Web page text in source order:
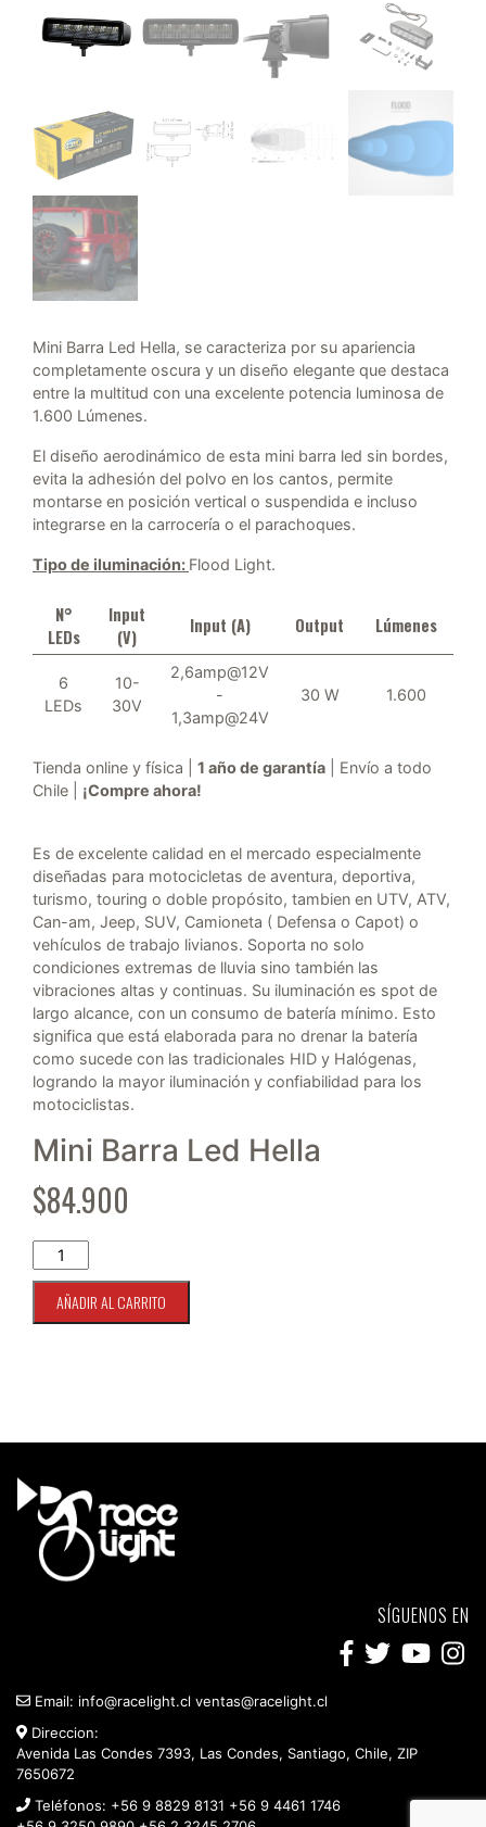
Mini Barra Led Hella, se caracteriza por su apariencia
completamente oscura y un diseño elegante que destaca
entre la multitud con una excelente potencia luminosa de
1.600 Lúmenes.
El diseño aerodinámico de esta mini barra led sin bordes,
evita la adhesión del polvo en los cantos, permite
montarse en posición vertical o suspendida e incluso
integrarse en la carrocería o el parachoques.
Tipo de iluminación: Flood Light.
N°
LEDs
Input
(V)
Input (A) Output Lúmenes
6
LEDs
10-
30V
2,6amp@12V
-
1,3amp@24V
30 W 1.600
Tienda online y física | 1 año de garantía | Envío a todo
Chile | ¡Compre ahora!
Es de excelente calidad en el mercado especialmente
diseñadas para motocicletas de aventura, deportiva,
turismo, touring o doble propósito, tambien en UTV, ATV,
Can-am, Jeep, SUV, Camioneta ( Defensa o Capot) o
vehículos de trabajo livianos. Soporta no solo
condiciones extremas de lluvia sino también las
vibraciones altas y continuas. Su iluminación es spot de
largo alcance, con un consumo de batería mínimo. Esto
significa que está elaborada para no drenar la batería
como sucede con las tradicionales HID y Halógenas,
logrando la mayor iluminación y confiabilidad para los
motociclistas.
Mini Barra Led Hella
$84.900
Barra Led Mini Hella Black Magic RL-B30Mini-6-30W FLOOD
AÑADIR AL CARRITO
SÍGUENOS EN
Email: info@racelight.cl ventas@racelight.cl
Direccion:
Avenida Las Condes 7393, Las Condes, Santiago, Chile, ZIP
7650672
Teléfonos: +56 9 8829 8131 +56 9 4461 1746